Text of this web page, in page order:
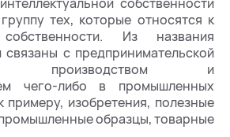
тех, которые относятся к
Из названия
с предпринимательской
производством и
чего-либо в промышленных
примеру, изобретения, полезные
образцы, товарные